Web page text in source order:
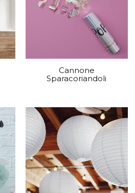
Cannone
Sparacoriandoli